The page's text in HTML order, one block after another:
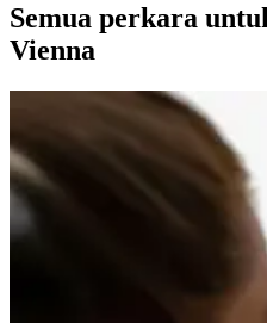
Semua perkara
Vienna